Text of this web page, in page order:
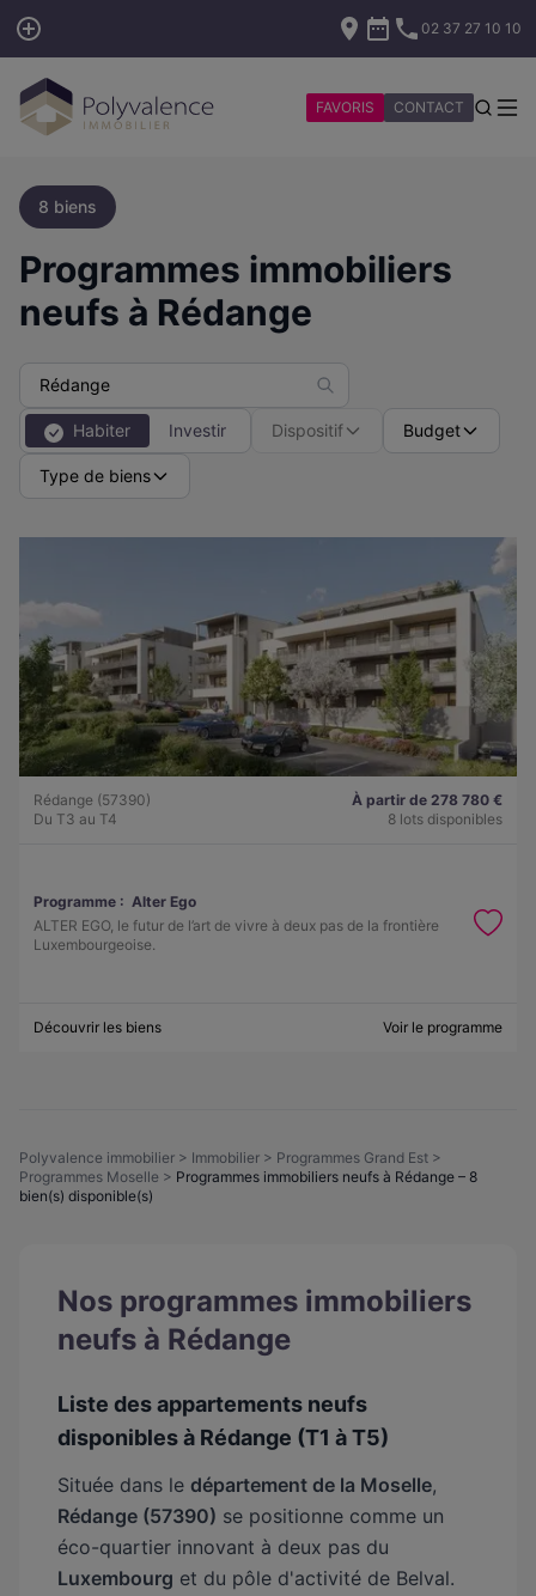
02 37 27 10 10
FAVORIS CONTACT
8 biens
Programmes immobiliers
neufs à Rédange
Habiter Investir Dispositif Budget
Type de biens
Rédange (57390)
Du T3 au T4
À partir de 278 780 €
8 lots disponibles
Programme : Alter Ego
ALTER EGO, le futur de l’art de vivre à deux pas de la frontière
Luxembourgeoise.
Découvrir les biens Voir le programme
Polyvalence immobilier > Immobilier > Programmes Grand Est >
Programmes Moselle > Programmes immobiliers neufs à Rédange – 8
bien(s) disponible(s)
Nos programmes immobiliers
neufs à Rédange
Liste des appartements neufs
disponibles à Rédange (T1 à T5)
Située dans le département de la Moselle,
Rédange (57390) se positionne comme un
éco-quartier innovant à deux pas du
Luxembourg et du pôle d'activité de Belval.